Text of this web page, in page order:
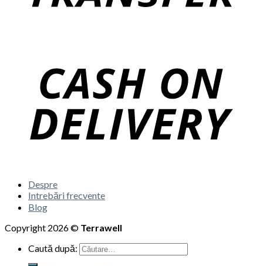
Despre
Intrebări frecvente
Blog
Copyright 2026 © Terrawell
Caută după: